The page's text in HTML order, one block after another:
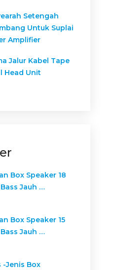
Setengah
Untuk Suplai
Amplifier
Jalur Kabel Tape
Head Unit
Box Speaker 18
Jauh …
Box Speaker 15
Jauh …
-Jenis Box